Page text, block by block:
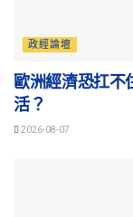
政經論壇
歐洲經濟恐扛
活？
2026-08-07